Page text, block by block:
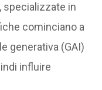
specializzate in
cominciano a
generativa (GAI)
influire